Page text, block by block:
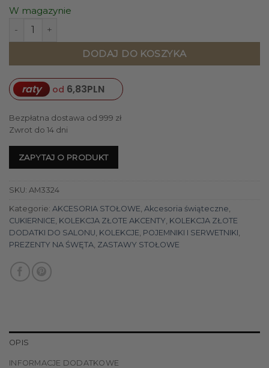
W magazynie
ilość ZESTAW 3 CUKIERNIC na złotej, metalowej tacy, z
DODAJ DO KOSZYKA
raty od 6,83PLN
Bezpłatna dostawa od 999 zł
Zwrot do 14 dni
ZAPYTAJ O PRODUKT
SKU: AM3324
Kategorie: AKCESORIA STOŁOWE Akcesoria świąteczne
CUKIERNICE KOLEKCJA ZŁOTE AKCENTY KOLEKCJA ZŁOTE
DODATKI DO SALONU KOLEKCJE POJEMNIKI I SERWETNIKI
PREZENTY NA ŚWĘTA ZASTAWY STOŁOWE
OPIS
INFORMACJE DODATKOWE